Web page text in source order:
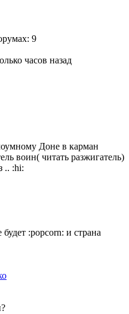
часов назад
Доне в карман
воин( читать разжигатель)
.. :hi:
:popcorn: и страна